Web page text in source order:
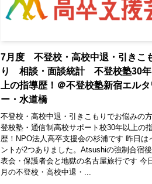
7月度 不登校・高校中退・引きこ
り 相談・面談統計 不登校塾30年
上の指導歴！＠不登校塾新宿エルタ
ー・水道橋
不登校・高校中退・引きこもりでお悩みの
登校塾・通信制高校サポート校30年以上の
歴！NPO法人高卒支援会の杉浦です 昨日は
ントが2つありました。Atsushiの強制合宿
表会・保護者会と地獄の名古屋旅行です 今
月の不登校・高校中退・...